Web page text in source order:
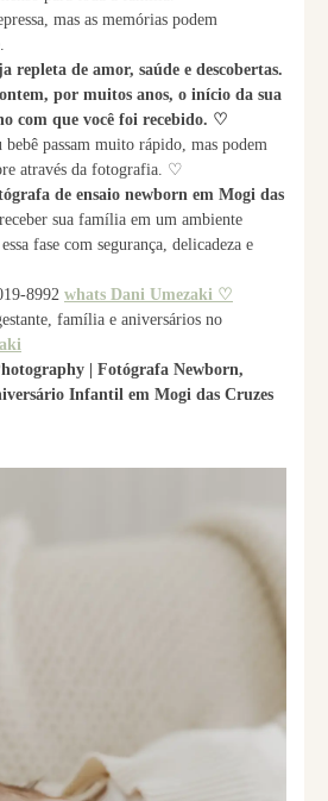
mas as memórias podem
repleta de amor, saúde e descobertas.
por muitos anos, o início da sua
com que você foi recebido. ♡
passam muito rápido, mas podem
através da fotografia. ♡
de ensaio newborn em Mogi das
sua família em um ambiente
fase com segurança, delicadeza e
8992 whats Dani Umezaki ♡
família e aniversários no
| Fotógrafa Newborn,
Infantil em Mogi das Cruzes